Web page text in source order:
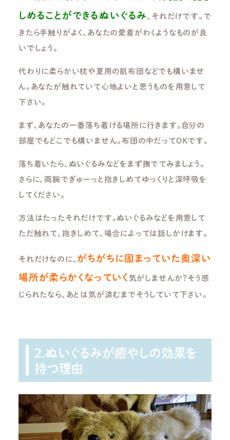
しめることができるぬいぐるみ、それだけです。で
きたら手触りがよく、あなたの愛着がわくようなものが良
いでしょう。
代わりに柔らかい枕や夏用の肌布団などでも構いませ
ん。あなたが触れていて心地よいと思うものを用意して
下さい。
まず、あなたの一番落ち着ける場所に行きます。自分の
部屋でもどこでも構いません。布団の中だってＯＫです。
落ち着いたら、ぬいぐるみなどをまず撫でてみましょう。
さらに、両腕でぎゅーっと抱きしめてゆっくりと深呼吸を
してください。
方法はたったそれだけです。ぬいぐるみなどを用意して
ただ触れて、抱きしめて、場合によっては話しかけます。
それだけなのに、 がちがちに固まっていた奥深い
場所が柔らかくなっていく 気がしませんか？そう感
じられたなら、あとは気が済むまでそうしていて下さい。
2.ぬいぐるみが癒やしの効果を
持つ理由